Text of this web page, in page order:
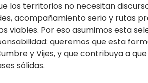
los territorios no necesitan
acompañamiento serio y rutas
viables. Por eso asumimos esta
queremos que esta
y Vijes, y que contribuya a
sólidas.